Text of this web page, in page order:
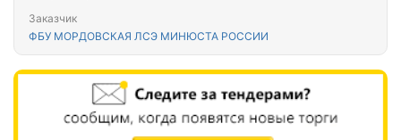
Заказчик
ФБУ МОРДОВСКАЯ ЛСЭ МИНЮСТА РОССИИ